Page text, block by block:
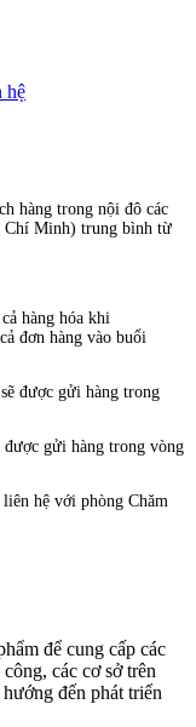
hệ
hàng trong nội đô các
Chí Minh) trung bình từ
hàng hóa khi
đơn hàng vào buổi
được gửi hàng trong
được gửi hàng trong vòng
hệ với phòng Chăm
để cung cấp các
các cơ sở trên
đến phát triển